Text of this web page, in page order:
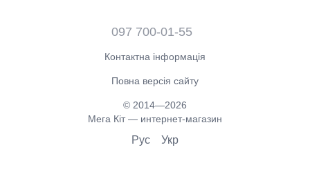
097 700-01-55
Контактна інформація
Повна версія сайту
© 2014—2026
Мега Кіт — интернет-магазин
Рус Укр